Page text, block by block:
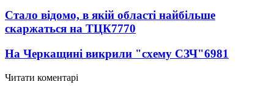
Стало відомо, в якій області найбільше
скаржаться на ТЦК7770
На Черкащині викрили "схему СЗЧ"6981
Читати коментарі